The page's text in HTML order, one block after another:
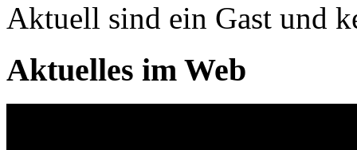
Aktuell sind ein Gast und
Aktuelles im Web